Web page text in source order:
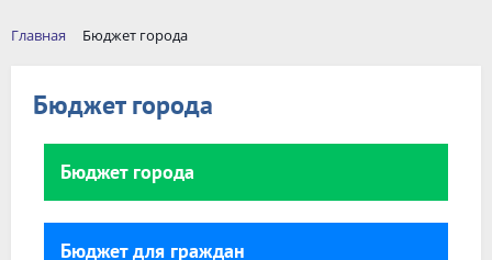
Главная Бюджет города
Бюджет города
Бюджет города
Бюджет для граждан